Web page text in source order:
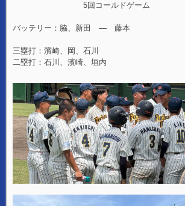
5回コールドゲーム
バッテリー：脇、新田 — 藤本
三塁打：濱崎、岡、石川
二塁打：石川、濱崎、垣内